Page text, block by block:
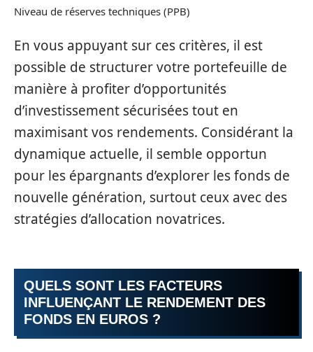
Niveau de réserves techniques (PPB)
En vous appuyant sur ces critères, il est
possible de structurer votre portefeuille de
manière à profiter d’opportunités
d’investissement sécurisées tout en
maximisant vos rendements. Considérant la
dynamique actuelle, il semble opportun
pour les épargnants d’explorer les fonds de
nouvelle génération, surtout ceux avec des
stratégies d’allocation novatrices.
QUELS SONT LES FACTEURS
INFLUENÇANT LE RENDEMENT DES
FONDS EN EUROS ?